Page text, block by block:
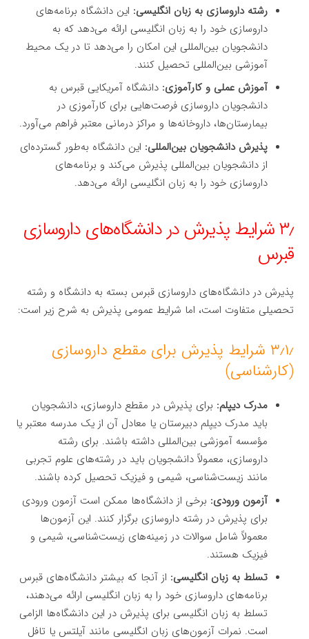
رشته داروسازی به زبان انگلیسی: این دانشگاه برنامه‌های
داروسازی خود را به زبان انگلیسی ارائه می‌دهد که به
دانشجویان بین‌المللی این امکان را می‌دهد تا در یک محیط
آموزشی بین‌المللی تحصیل کنند.
آموزش عملی و کارآموزی: دانشگاه آمریکایی قبرس به
دانشجویان داروسازی فرصت‌هایی برای کارآموزی در
بیمارستان‌ها، داروخانه‌ها و مراکز درمانی معتبر فراهم می‌آورد.
پذیرش دانشجویان بین‌المللی: این دانشگاه به‌طور گسترده‌ای
از دانشجویان بین‌المللی پذیرش می‌کند و برنامه‌های
داروسازی خود را به زبان انگلیسی ارائه می‌دهد.
۳٫ شرایط پذیرش در دانشگاه‌های داروسازی
قبرس
پذیرش در دانشگاه‌های داروسازی قبرس بسته به دانشگاه و رشته
تحصیلی متفاوت است، اما شرایط عمومی پذیرش به شرح زیر است:
۳٫۱٫ شرایط پذیرش برای مقطع داروسازی
(کارشناسی)
مدرک دیپلم: برای پذیرش در مقطع داروسازی، دانشجویان
باید مدرک دیپلم دبیرستان یا معادل آن از یک مدرسه معتبر یا
مؤسسه آموزشی بین‌المللی داشته باشند. برای رشته
داروسازی، معمولاً دانشجویان باید در رشته‌های علوم تجربی
مانند زیست‌شناسی، شیمی و فیزیک تحصیل کرده باشند.
آزمون ورودی: برخی از دانشگاه‌ها ممکن است آزمون ورودی
برای پذیرش در رشته داروسازی برگزار کنند. این آزمون‌ها
معمولاً شامل سوالات در زمینه‌های زیست‌شناسی، شیمی و
فیزیک هستند.
تسلط به زبان انگلیسی: از آنجا که بیشتر دانشگاه‌های قبرس
برنامه‌های داروسازی خود را به زبان انگلیسی ارائه می‌دهند،
تسلط به زبان انگلیسی برای پذیرش در این دانشگاه‌ها الزامی
است. نمرات آزمون‌های زبان انگلیسی مانند آیلتس یا تافل